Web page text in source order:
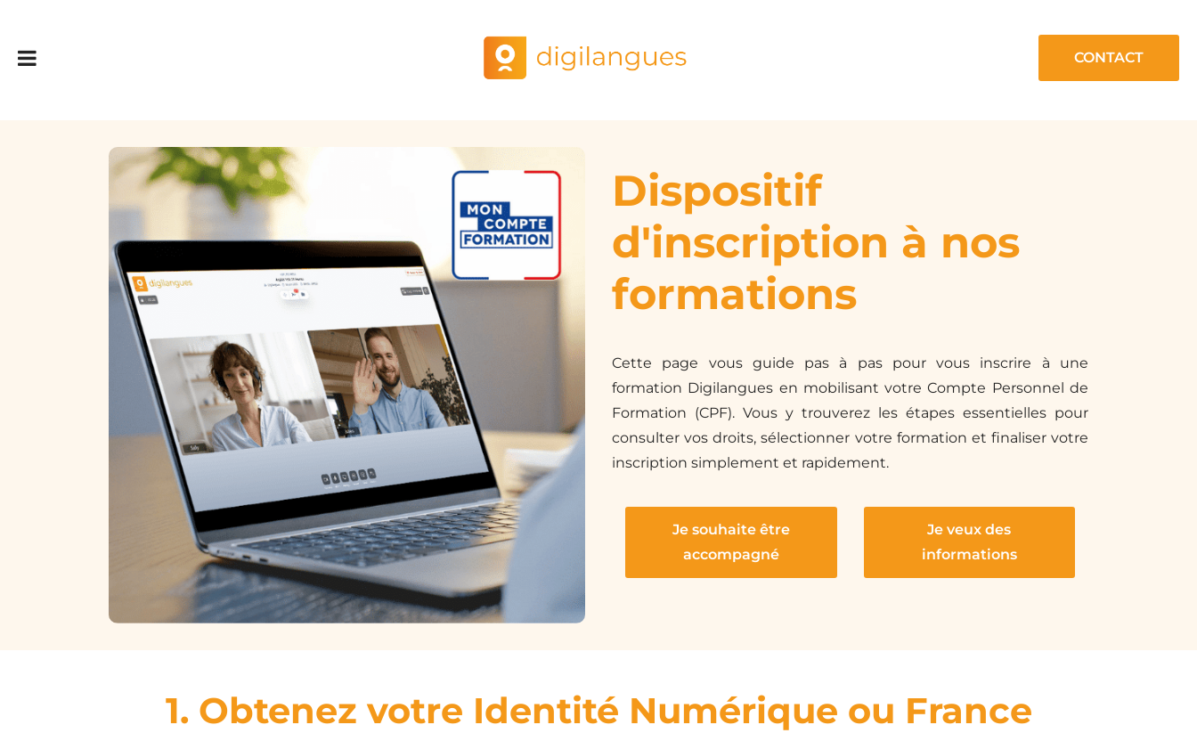
CONTACT
Dispositif
d'inscription à nos
formations
Cette page vous guide pas à pas pour vous inscrire à une
formation Digilangues en mobilisant votre Compte Personnel de
Formation (CPF). Vous y trouverez les étapes essentielles pour
consulter vos droits, sélectionner votre formation et finaliser votre
inscription simplement et rapidement.
Je souhaite être
accompagné
Je veux des
informations
1. Obtenez votre Identité Numérique ou France